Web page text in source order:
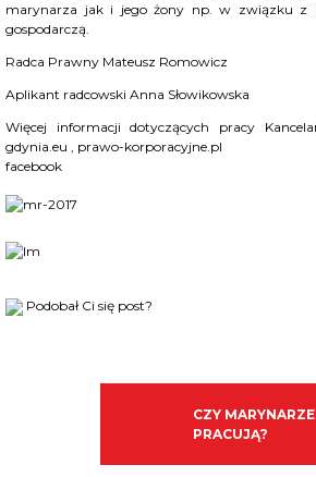
marynarza jak i jego żony np. w związku z
gospodarczą.
Radca Prawny Mateusz Romowicz
Aplikant radcowski Anna Słowikowska
Więcej informacji dotyczących pracy
gdynia.eu , prawo-korporacyjne.pl
facebook
Podobał Ci się post?
CZY MARYNARZE
PRACUJĄ?